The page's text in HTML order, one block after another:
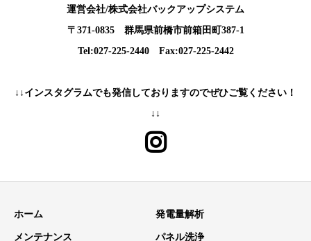
運営会社/株式会社バックアップシステム
〒371-0835 群馬県前橋市前箱田町387-1
Tel:027-225-2440 Fax:027-225-2442
↓↓インスタグラムでも発信しておりますのでぜひご覧ください！
↓↓
ホーム 発電量解析
メンテナンス パネル洗浄